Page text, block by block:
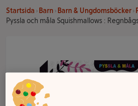
Startsida Barn Barn & Ungdomsböcker
Pyssla och måla Squishmallows :